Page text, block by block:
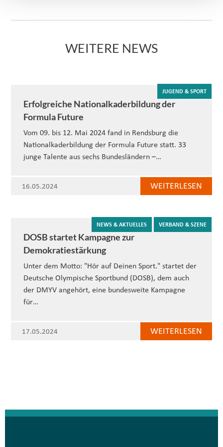
WEITERE NEWS
Erfolgreiche Nationalkaderbildung der
Formula Future
Vom 09. bis 12. Mai 2024 fand in Rendsburg die
Nationalkaderbildung der Formula Future statt. 33
junge Talente aus sechs Bundesländern –…
16.05.2024 WEITERLESEN
JUGEND & SPORT
DOSB startet Kampagne zur
Demokratiestärkung
Unter dem Motto: "Hör auf Deinen Sport." startet der
Deutsche Olympische Sportbund (DOSB), dem auch
der DMYV angehört, eine bundesweite Kampagne
für…
17.05.2024 WEITERLESEN
NEWS & AKTUELLES VERBAND & SZENE